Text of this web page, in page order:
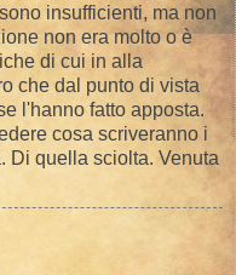
insufficienti, ma non
non era molto o è
di cui in alla
che dal punto di vista
l'hanno fatto apposta.
cosa scriveranno i
Di quella sciolta. Venuta